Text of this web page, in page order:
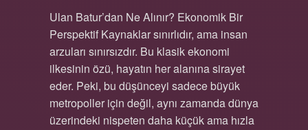
Ulan Batur’dan Ne Alınır? Ekonomik Bir
Perspektif Kaynaklar sınırlıdır, ama insan
arzuları sınırsızdır. Bu klasik ekonomi
ilkesinin özü, hayatın her alanına sirayet
eder. Peki, bu düşünceyi sadece büyük
metropoller için değil, aynı zamanda dünya
üzerindeki nispeten daha küçük ama hızla